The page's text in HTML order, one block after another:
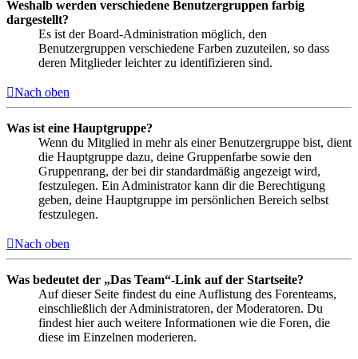
Weshalb werden verschiedene Benutzergruppen farbig
dargestellt?
Es ist der Board-Administration möglich, den
Benutzergruppen verschiedene Farben zuzuteilen, so dass
deren Mitglieder leichter zu identifizieren sind.
Nach oben
Was ist eine Hauptgruppe?
Wenn du Mitglied in mehr als einer Benutzergruppe bist, dient
die Hauptgruppe dazu, deine Gruppenfarbe sowie den
Gruppenrang, der bei dir standardmäßig angezeigt wird,
festzulegen. Ein Administrator kann dir die Berechtigung
geben, deine Hauptgruppe im persönlichen Bereich selbst
festzulegen.
Nach oben
Was bedeutet der „Das Team“-Link auf der Startseite?
Auf dieser Seite findest du eine Auflistung des Forenteams,
einschließlich der Administratoren, der Moderatoren. Du
findest hier auch weitere Informationen wie die Foren, die
diese im Einzelnen moderieren.